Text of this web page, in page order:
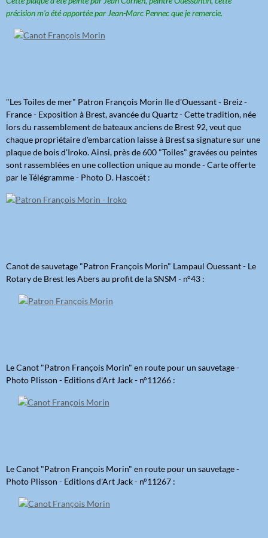
précision m'a été apportée par Jean-Marc Pennec que je remercie.
"Les Toiles de mer" Patron François Morin Ile d'Ouessant - Breiz -
France - Exposition à Brest, avancée du Quartz - Cette tradition, née
lors du rassemblement de bateaux anciens de Brest 92, veut que
chaque propriétaire d'embarcation laisse à Brest sa signature sur une
plaque de bois d'Iroko. Ainsi, près de 600 "Toiles" gravées ou peintes
sont rassemblées en une collection unique au monde - Carte offerte
par le Télégramme - Photo D. Hascoët :
Canot de sauvetage "Patron François Morin" Lampaul Ouessant - Le
Rotary de Brest les Abers au profit de la SNSM - n°43 :
Le Canot "Patron François Morin" en route pour un sauvetage -
Photo Plisson - Editions d'Art Jack - n°11266 :
Le Canot "Patron François Morin" en route pour un sauvetage -
Photo Plisson - Editions d'Art Jack - n°11267 :